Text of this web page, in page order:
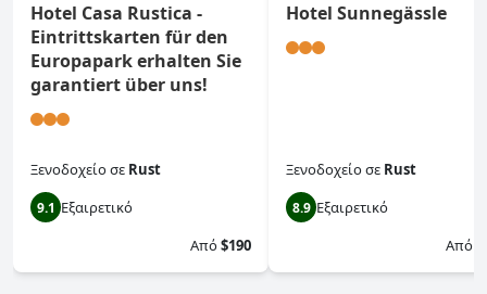
Hotel Casa Rustica -
Eintrittskarten für den
Europapark erhalten Sie
garantiert über uns!
Ξενοδοχείοσε Rust
9.1 Εξαιρετικό
Από$190
Hotel Sunnegässle
Ξενοδοχείοσε Rust
8.9 Εξαιρετικό
Από